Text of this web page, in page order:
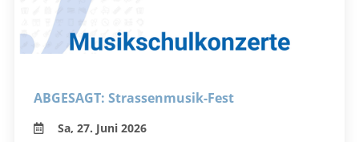
ABGESAGT: Strassenmusik-Fest
Sa, 27. Juni 2026